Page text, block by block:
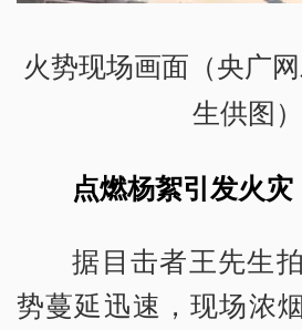
火势现场画面 （央广
生供图）
点燃杨絮引发火灾
据目击者王先生
势蔓延迅速，现场浓